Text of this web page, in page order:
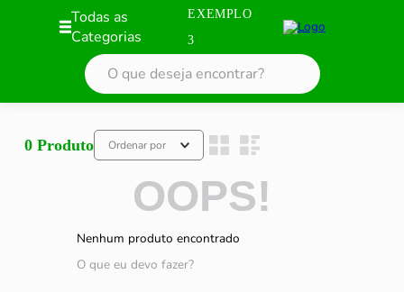
Todas as
Categorias
EXEMPLO
3
0Produto Ordenar por
OOPS!
Nenhum produto encontrado
O que eu devo fazer?